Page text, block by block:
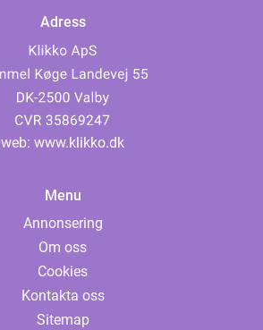
Adress
web: www.klikko.dk
Menu
Annonsering
Om oss
Cookies
Kontakta oss
Sitemap